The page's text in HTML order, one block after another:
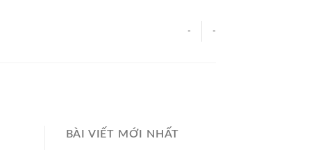
- -
BÀI VIẾT MỚI NHẤT